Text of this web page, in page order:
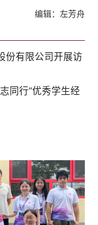
编辑：左芳舟
份有限公司开展访
同行”优秀学生经